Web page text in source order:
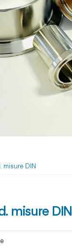
misure DIN
misure DIN